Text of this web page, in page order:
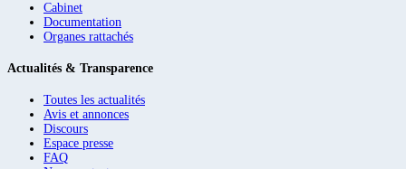
Cabinet
Documentation
Organes rattachés
Actualités & Transparence
Toutes les actualités
Avis et annonces
Discours
Espace presse
FAQ